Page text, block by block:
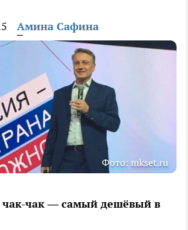
Амина Сафина
Фото: mkset.ru
чак — самый дешёвый в